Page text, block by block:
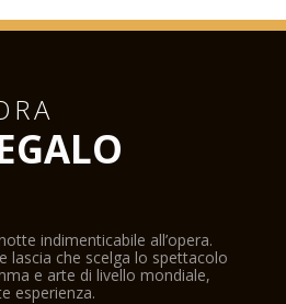
indimenticabile all’opera.
lascia che scelga lo spettacolo
e arte di livello mondiale,
esperienza.